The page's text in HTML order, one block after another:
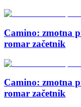
Camino: zmotna
romar začetnik
Camino: zmotna
romar začetnik